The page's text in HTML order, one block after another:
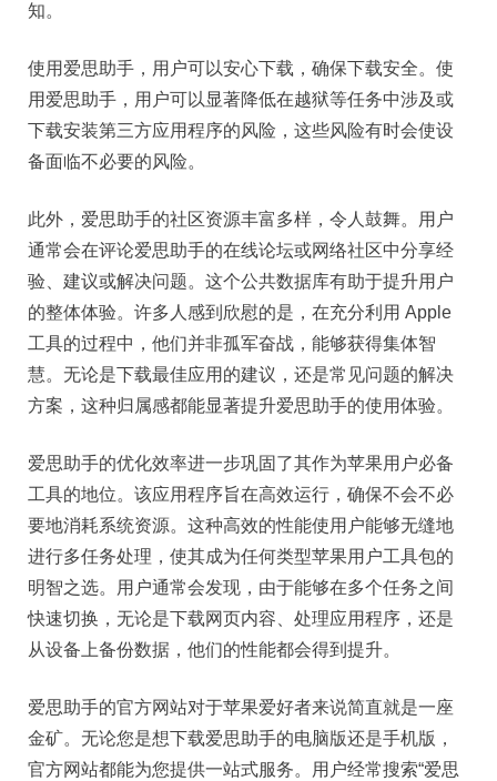
知。
使用爱思助手，用户可以安心下载，确保下载安全。使
用爱思助手，用户可以显著降低在越狱等任务中涉及或
下载安装第三方应用程序的风险，这些风险有时会使设
备面临不必要的风险。
此外，爱思助手的社区资源丰富多样，令人鼓舞。用户
通常会在评论爱思助手的在线论坛或网络社区中分享经
验、建议或解决问题。这个公共数据库有助于提升用户
的整体体验。许多人感到欣慰的是，在充分利用 Apple
工具的过程中，他们并非孤军奋战，能够获得集体智
慧。无论是下载最佳应用的建议，还是常见问题的解决
方案，这种归属感都能显著提升爱思助手的使用体验。
爱思助手的优化效率进一步巩固了其作为苹果用户必备
工具的地位。该应用程序旨在高效运行，确保不会不必
要地消耗系统资源。这种高效的性能使用户能够无缝地
进行多任务处理，使其成为任何类型苹果用户工具包的
明智之选。用户通常会发现，由于能够在多个任务之间
快速切换，无论是下载网页内容、处理应用程序，还是
从设备上备份数据，他们的性能都会得到提升。
爱思助手的官方网站对于苹果爱好者来说简直就是一座
金矿。无论您是想下载爱思助手的电脑版还是手机版，
官方网站都能为您提供一站式服务。用户经常搜索“爱思